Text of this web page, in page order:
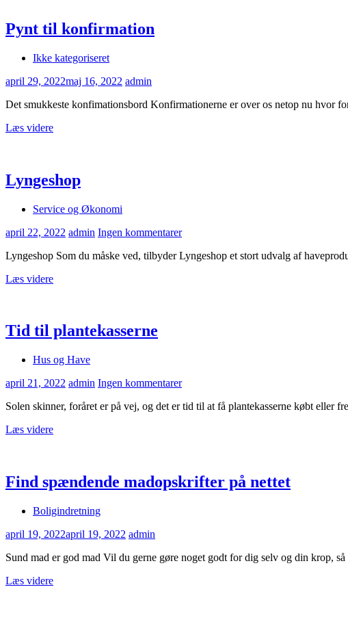
Pynt til konfirmation
Ikke kategoriseret
april 29, 2022maj 16, 2022 admin
Det smukkeste konfimationsbord Konfirmationerne er over os netop nu hvor
Læs videre
Lyngeshop
Service og Økonomi
april 22, 2022 admin Ingen kommentarer
Lyngeshop Som du måske ved, tilbyder Lyngeshop et stort udvalg af
Læs videre
Tid til plantekasserne
Hus og Have
april 21, 2022 admin Ingen kommentarer
Solen skinner, foråret er på vej, og det er tid til at få plantekasserne købt eller
Læs videre
Find spændende madopskrifter på nettet
Boligindretning
april 19, 2022april 19, 2022 admin
Sund mad er god mad Vil du gerne gøre noget godt for dig selv og din krop,
Læs videre